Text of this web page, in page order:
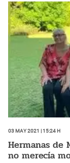
03 May 2021 | 15:24 h
Hermanas de
no merecía